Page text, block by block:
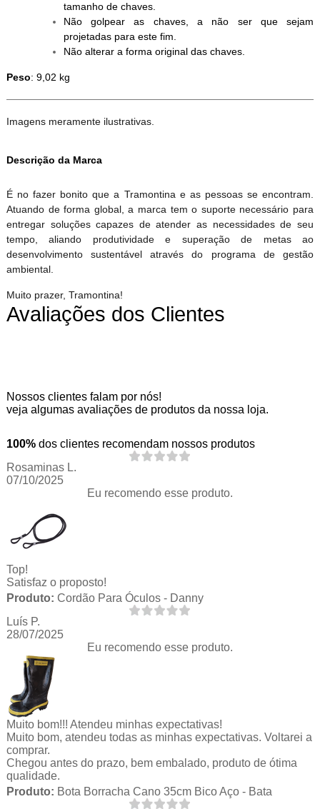
tamanho de chaves.
Não golpear as chaves, a não ser que sejam
projetadas para este fim.
Não alterar a forma original das chaves.
Peso: 9,02 kg
Imagens meramente ilustrativas.
Descrição da Marca
É no fazer bonito que a Tramontina e as pessoas se encontram.
Atuando de forma global, a marca tem o suporte necessário para
entregar soluções capazes de atender as necessidades de seu
tempo, aliando produtividade e superação de metas ao
desenvolvimento sustentável através do programa de gestão
ambiental.
Muito prazer, Tramontina!
Avaliações dos Clientes
Nossos clientes falam por nós!
veja algumas avaliações de produtos da nossa loja.
100% dos clientes recomendam nossos produtos
Rosaminas L.
07/10/2025
Eu recomendo esse produto.
Top!
Satisfaz o proposto!
Produto: Cordão Para Óculos - Danny
Luís P.
28/07/2025
Eu recomendo esse produto.
Muito bom!!! Atendeu minhas expectativas!
Muito bom, atendeu todas as minhas expectativas. Voltarei a
comprar.
Chegou antes do prazo, bem embalado, produto de ótima
qualidade.
Produto: Bota Borracha Cano 35cm Bico Aço - Bata